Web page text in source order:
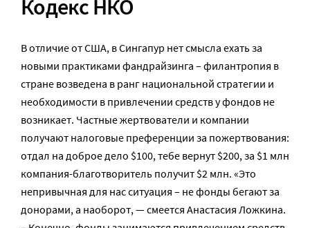
Кодекс НКО
В отличие от США, в Сингапур нет смысла ехать за
новыми практиками фандрайзинга – филантропия в
стране возведена в ранг национальной стратегии и
необходимости в привлечении средств у фондов не
возникает. Частные жертвователи и компании
получают налоговые преференции за пожертвования:
отдал на доброе дело $100, тебе вернут $200, за $1 млн
компания-благотворитель получит $2 млн. «Это
непривычная для нас ситуация – не фонды бегают за
донорами, а наоборот, — смеется Анастасия Ложкина.